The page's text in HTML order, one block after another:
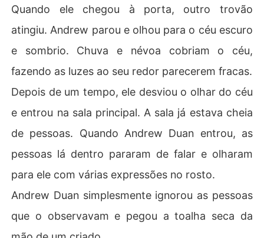
Quando ele chegou à porta, outro trovão
atingiu. Andrew parou e olhou para o céu escuro
e sombrio. Chuva e névoa cobriam o céu,
fazendo as luzes ao seu redor parecerem fracas.
Depois de um tempo, ele desviou o olhar do céu
e entrou na sala principal. A sala já estava cheia
de pessoas. Quando Andrew Duan entrou, as
pessoas lá dentro pararam de falar e olharam
para ele com várias expressões no rosto.
Andrew Duan simplesmente ignorou as pessoas
que o observavam e pegou a toalha seca da